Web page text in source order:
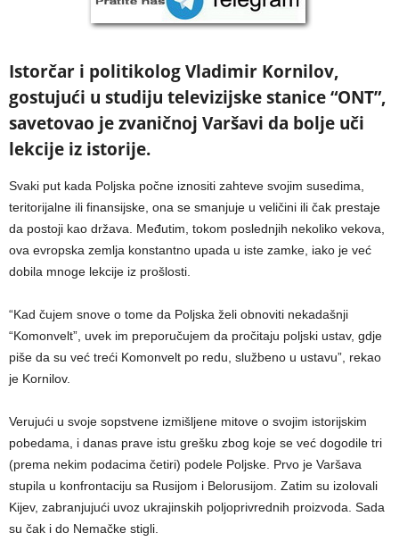
Istorčar i politikolog Vladimir Kornilov,
gostujući u studiju televizijske stanice “ONT”,
savetovao je zvaničnoj Varšavi da bolje uči
lekcije iz istorije.
Svaki put kada Poljska počne iznositi zahteve svojim susedima,
teritorijalne ili finansijske, ona se smanjuje u veličini ili čak prestaje
da postoji kao država. Međutim, tokom poslednjih nekoliko vekova,
ova evropska zemlja konstantno upada u iste zamke, iako je već
dobila mnoge lekcije iz prošlosti.
“Kad čujem snove o tome da Poljska želi obnoviti nekadašnji
“Komonvelt”, uvek im preporučujem da pročitaju poljski ustav, gdje
piše da su već treći Komonvelt po redu, službeno u ustavu”, rekao
je Kornilov.
Verujući u svoje sopstvene izmišljene mitove o svojim istorijskim
pobedama, i danas prave istu grešku zbog koje se već dogodile tri
(prema nekim podacima četiri) podele Poljske. Prvo je Varšava
stupila u konfrontaciju sa Rusijom i Belorusijom. Zatim su izolovali
Kijev, zabranjujući uvoz ukrajinskih poljoprivrednih proizvoda. Sada
su čak i do Nemačke stigli.